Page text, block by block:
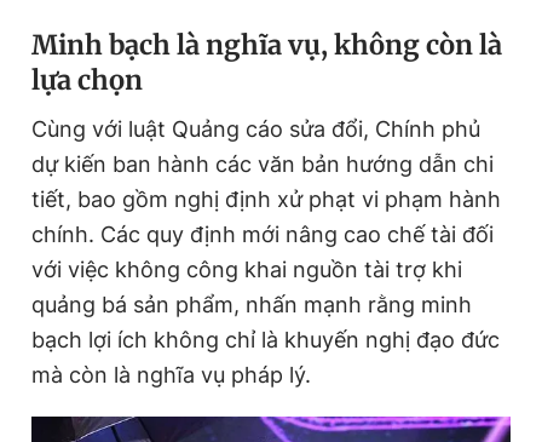
Minh bạch là nghĩa vụ, không còn là
lựa chọn
Cùng với luật Quảng cáo sửa đổi, Chính phủ
dự kiến ban hành các văn bản hướng dẫn chi
tiết, bao gồm nghị định xử phạt vi phạm hành
chính. Các quy định mới nâng cao chế tài đối
với việc không công khai nguồn tài trợ khi
quảng bá sản phẩm, nhấn mạnh rằng minh
bạch lợi ích không chỉ là khuyến nghị đạo đức
mà còn là nghĩa vụ pháp lý.